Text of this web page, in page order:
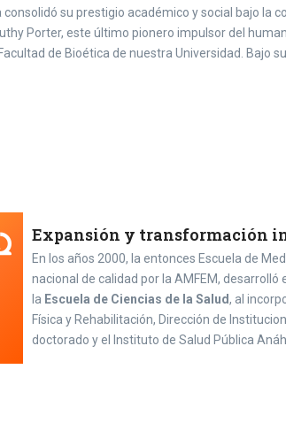
su prestigio académico y social bajo la
Porter, este último pionero impulsor del
de Bioética de nuestra Universidad.
Expansión y transformación
En los años 2000, la entonces Escuela de
nacional de calidad por la AMFEM,
la Escuela de Ciencias de la Salud, al
Física y Rehabilitación, Dirección de
doctorado y el Instituto de Salud Pública